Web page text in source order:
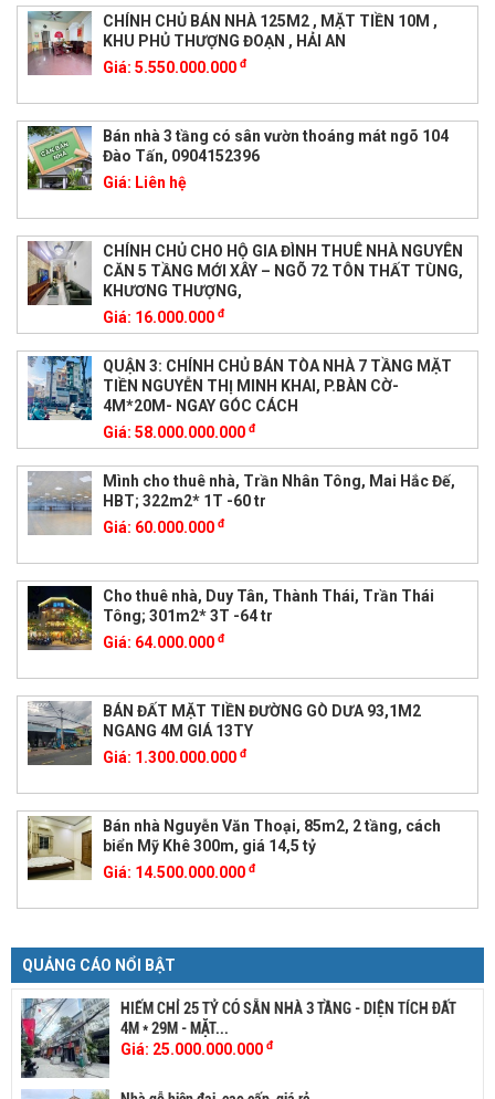
CHÍNH CHỦ BÁN NHÀ 125M2 , MẶT TIỀN 10M ,
KHU PHỦ THƯỢNG ĐOẠN , HẢI AN
Giá: 5.550.000.000 đ
Bán nhà 3 tầng có sân vườn thoáng mát ngõ 104
Đào Tấn, 0904152396
Giá: Liên hệ
CHÍNH CHỦ CHO HỘ GIA ĐÌNH THUÊ NHÀ NGUYÊN
CĂN 5 TẦNG MỚI XÂY – NGÕ 72 TÔN THẤT TÙNG,
KHƯƠNG THƯỢNG,
Giá: 16.000.000 đ
QUẬN 3: CHÍNH CHỦ BÁN TÒA NHÀ 7 TẦNG MẶT
TIỀN NGUYỄN THỊ MINH KHAI, P.BÀN CỜ-
4M*20M- NGAY GÓC CÁCH
Giá: 58.000.000.000 đ
Mình cho thuê nhà, Trần Nhân Tông, Mai Hắc Đế,
HBT; 322m2* 1T -60 tr
Giá: 60.000.000 đ
Cho thuê nhà, Duy Tân, Thành Thái, Trần Thái
Tông; 301m2* 3T -64 tr
Giá: 64.000.000 đ
BÁN ĐẤT MẶT TIỀN ĐƯỜNG GÒ DƯA 93,1M2
NGANG 4M GIÁ 13TY
Giá: 1.300.000.000 đ
Bán nhà Nguyễn Văn Thoại, 85m2, 2 tầng, cách
biển Mỹ Khê 300m, giá 14,5 tỷ
Giá: 14.500.000.000 đ
QUẢNG CÁO NỔI BẬT
HIẾM CHỈ 25 TỶ CÓ SẴN NHÀ 3 TẦNG - DIỆN TÍCH ĐẤT
4M * 29M - MẶT...
Giá: 25.000.000.000 đ